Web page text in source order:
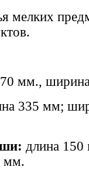
мелких
мм.,
335 мм;
длина
мм.